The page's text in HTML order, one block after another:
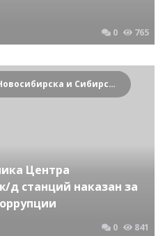
0 765
Криминальные новости Новосибирска и Сибирского региона
Центра
д станций наказан за
0 841